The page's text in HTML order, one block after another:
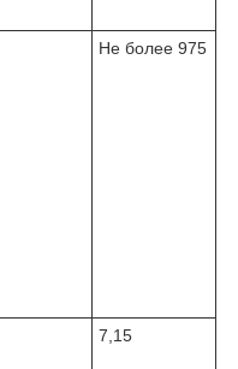
Не более 975
7,15